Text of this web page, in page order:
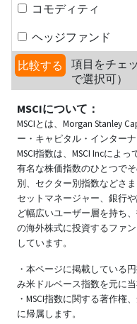
コモディティ
ヘッジファンド
比較する
項目をチェ
で選択可）
MSCIについて：
MSCIとは、Morgan Stanley
ー・キャピタル・インター
MSCI指数は、MSCI Incによ
有名な株価指数のひとつで
別、セクター別指数などさ
セットマネージャー、銀行
ど幅広いユーザー層を持ち
の海外株式に投資するファ
しています。
・本ページに掲載している
み米ドルベース指数を元に
・MSCI指数に関する著作権
に帰属します。